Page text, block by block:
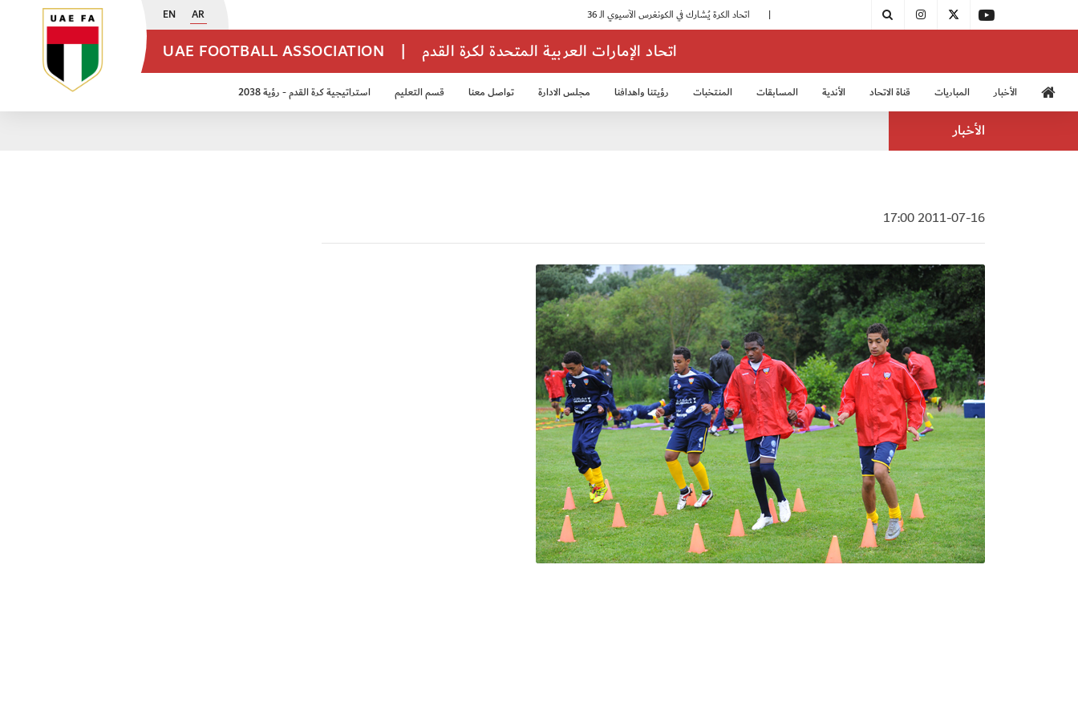
EN AR اتحاد الكرة يُشارك في الكونغرس الآسيوي الـ 36 |
UAE FOOTBALL ASSOCIATION | اتحاد الإمارات العربية المتحدة لكرة القدم
الأخبار المباريات قناة الاتحاد الأندية المسابقات المنتخبات رؤيتنا واهدافنا مجلس الادارة تواصل معنا قسم التعليم استراتيجية كرة القدم - رؤية 2038
الأخبار
2011-07-16 17:00